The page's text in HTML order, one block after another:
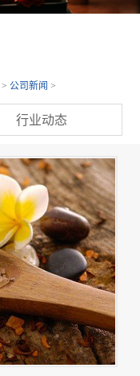
>公司新闻 >
行业动态